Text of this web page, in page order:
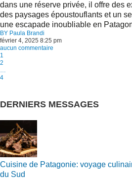
dans une réserve privée, il offre des
des paysages époustouflants et un
une escapade inoubliable en
BY Paula Brandi
février 4, 2025 8:25 pm
aucun commentaire
1
2
…
4
DERNIERS MESSAGES
Cuisine de Patagonie: voyage
du Sud